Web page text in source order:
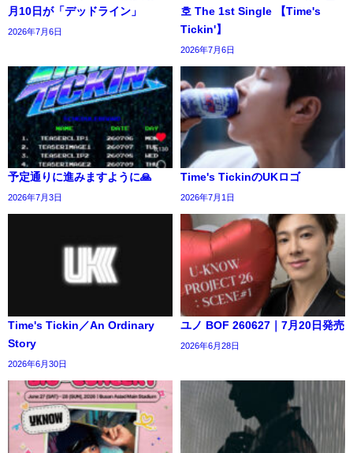
月10日が「デッドライン」
2026年7月6日
호 The 1st Single 【Time's
Tickin'】
2026年7月6日
予定通りに進みますように🙏
2026年7月3日
Time's TickinのUKロゴ
2026年7月1日
Time's Tickin／An Ordinary
Story
2026年6月30日
ユノ BOF 260627｜7月20日発売
2026年6月28日